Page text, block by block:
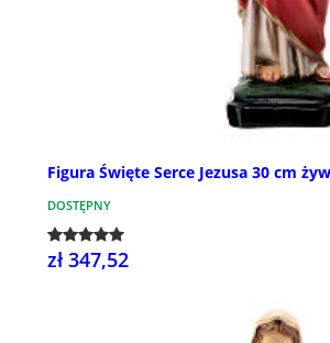
Figura Święte Serce Jezusa 30 cm
DOSTĘPNY
zł 347,52